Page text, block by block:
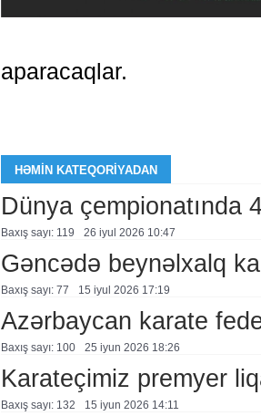
aparacaqlar.
HƏMIN KATEQORIYADAN
Dünya çempionatında
Baxış sayı: 119 26 i̇yul 2026 10:47
Gəncədə beynəlxalq
Baxış sayı: 77 15 i̇yul 2026 17:19
Azərbaycan karate
Baxış sayı: 100 25 i̇yun 2026 18:26
Karateçimiz premyer
Baxış sayı: 132 15 i̇yun 2026 14:11